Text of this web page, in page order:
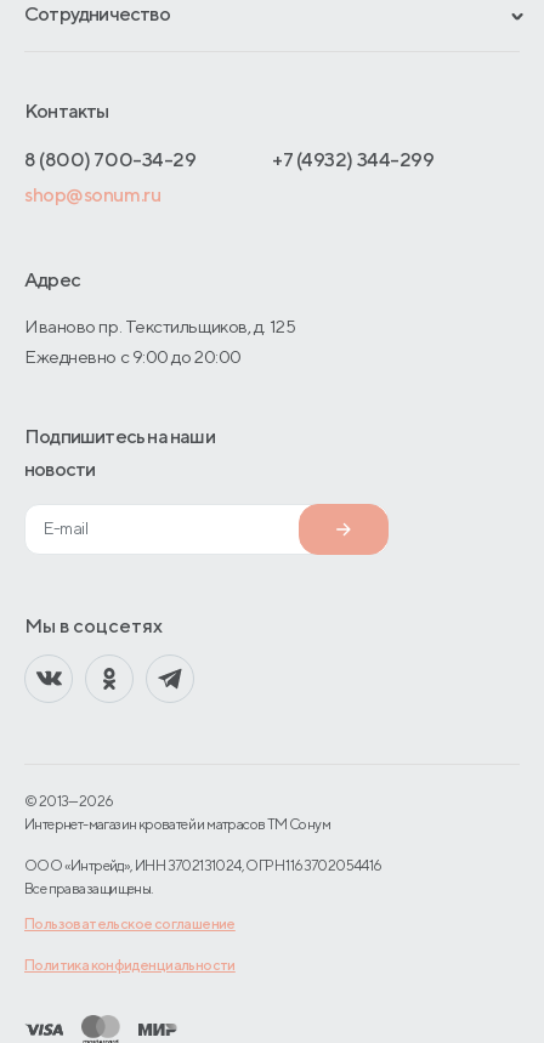
Отзывы покупателей
Обмен и возврат
Как оформить заказ
Адреса магазинов
Договор-оферты
Сотрудничество
Отельерам
Оптовые продажи
О производстве
Контакты
8 (800) 700-34-29
+7 (4932) 344-299
shop@sonum.ru
Адрес
Иваново пр. Текстильщиков, д. 125
Ежедневно с 9:00 до 20:00
Подпишитесь на наши
новости
Мы в соцсетях
© 2013—2026
Интернет-магазин кроватей и матрасов TM Сонум
ООО «Интрейд», ИНН 3702131024, ОГРН 1163702054416
Все права защищены.
Пользовательское соглашение
Политика конфиденциальности